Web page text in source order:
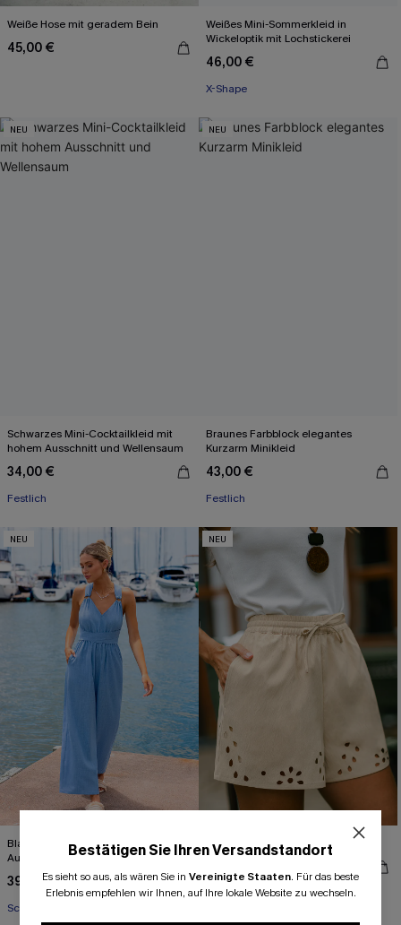
Weiße Hose mit geradem Bein
45,00 €
Weißes Mini-Sommerkleid in
Wickeloptik mit Lochstickerei
46,00 €
X-Shape
NEU
Schwarzes Mini-Cocktailkleid mit
hohem Ausschnitt und Wellensaum
34,00 €
Festlich
NEU
Braunes Farbblock elegantes
Kurzarm Minikleid
43,00 €
Festlich
NEU
Blauer Gerades Bein Jumpsuit mit V-
Ausschnitt
39,00 €
Schnürung
NEU
Beige Shorts mit weitem Bein
Bestätigen Sie Ihren Versandstandort
Es sieht so aus, als wären Sie in Vereinigte Staaten. Für das beste
Erlebnis empfehlen wir Ihnen, auf Ihre lokale Website zu wechseln.